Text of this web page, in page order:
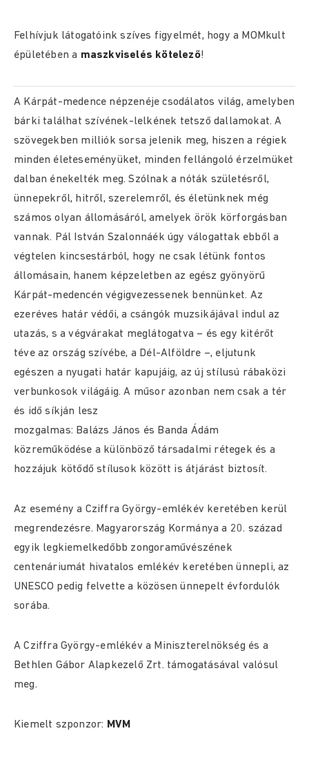
Felhívjuk látogatóink szíves figyelmét, hogy a MOMkult
épületében a maszkviselés kötelező!
A Kárpát-medence népzenéje csodálatos világ, amelyben
bárki találhat szívének-lelkének tetsző dallamokat. A
szövegekben milliók sorsa jelenik meg, hiszen a régiek
minden életeseményüket, minden fellángoló érzelmüket
dalban énekelték meg. Szólnak a nóták születésről,
ünnepekről, hitről, szerelemről, és életünknek még
számos olyan állomásáról, amelyek örök körforgásban
vannak. Pál István Szalonnáék úgy válogattak ebből a
végtelen kincsestárból, hogy ne csak létünk fontos
állomásain, hanem képzeletben az egész gyönyörű
Kárpát-medencén végigvezessenek bennünket. Az
ezeréves határ védői, a csángók muzsikájával indul az
utazás, s a végvárakat meglátogatva – és egy kitérőt
téve az ország szívébe, a Dél-Alföldre –, eljutunk
egészen a nyugati határ kapujáig, az új stílusú rábaközi
verbunkosok világáig. A műsor azonban nem csak a tér
és idő síkján lesz
mozgalmas: Balázs János és Banda Ádám
közreműködése a különböző társadalmi rétegek és a
hozzájuk kötődő stílusok között is átjárást biztosít.
Az esemény a Cziffra György-emlékév keretében kerül
megrendezésre. Magyarország Kormánya a 20. század
egyik legkiemelkedőbb zongoraművészének
centenáriumát hivatalos emlékév keretében ünnepli, az
UNESCO pedig felvette a közösen ünnepelt évfordulók
sorába.
A Cziffra György-emlékév a Miniszterelnökség és a
Bethlen Gábor Alapkezelő Zrt. támogatásával valósul
meg.
Kiemelt szponzor: MVM